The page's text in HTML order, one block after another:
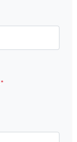
*